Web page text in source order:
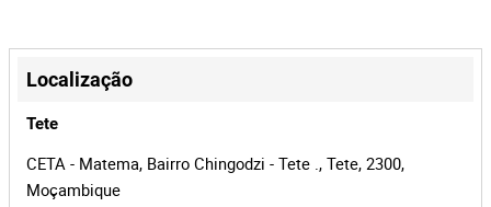
+
−
Localização
Tete
CETA - Matema, Bairro Chingodzi - Tete ., Tete, 2300,
Moçambique